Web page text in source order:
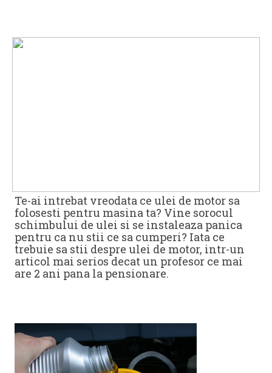
Te-ai intrebat vreodata ce ulei de motor sa
folosesti pentru masina ta? Vine sorocul
schimbului de ulei si se instaleaza panica
pentru ca nu stii ce sa cumperi? Iata ce
trebuie sa stii despre ulei de motor, intr-un
articol mai serios decat un profesor ce mai
are 2 ani pana la pensionare.